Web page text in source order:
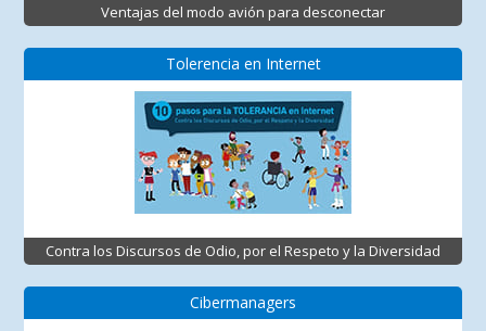
Ventajas del modo avión para desconectar
Tolerencia en Internet
Contra los Discursos de Odio, por el Respeto y la Diversidad
Cibermanagers